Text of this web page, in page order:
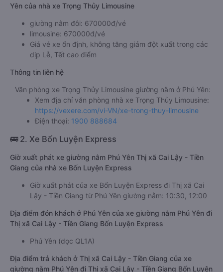
Yên của nhà xe Trọng Thủy Limousine
giường nằm đôi: 670000đ/vé
limousine: 670000đ/vé
Giá vé xe ổn định, không tăng giảm đột xuất trong các
dịp Lễ, Tết cao điểm
Thông tin liên hệ
Văn phòng xe Trọng Thủy Limousine giường nằm ở Phú Yên:
Xem địa chỉ văn phòng nhà xe Trọng Thủy Limousine:
https://vexere.com/vi-VN/xe-trong-thuy-limousine
Điện thoại: 1900 888684
🚌 2. Xe Bốn Luyện Express
Giờ xuất phát xe giường nằm Phú Yên Thị xã Cai Lậy - Tiền
Giang của nhà xe Bốn Luyện Express
Giờ xuất phát của xe Bốn Luyện Express đi Thị xã Cai
Lậy - Tiền Giang từ Phú Yên giường nằm: 10:30, 12:00
Địa điểm đón khách ở Phú Yên của xe giường nằm Phú Yên đi
Thị xã Cai Lậy - Tiền Giang Bốn Luyện Express
Phú Yên (dọc QL1A)
Địa điểm trả khách ở Thị xã Cai Lậy - Tiền Giang của xe
giường nằm Phú Yên đi Thị xã Cai Lậy - Tiền Giang Bốn Luyện